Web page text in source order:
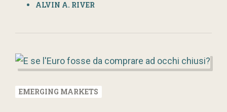
ALVIN A. RIVER
EMERGING MARKETS